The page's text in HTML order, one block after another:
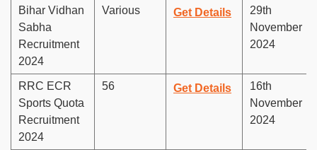
Bihar Vidhan
Sabha
Recruitment
2024
Various Get Details
29th
November
2024
RRC ECR
Sports Quota
Recruitment
2024
56 Get Details
16th
November
2024